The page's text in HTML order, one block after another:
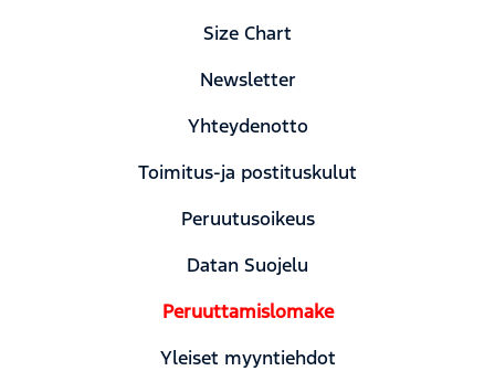
Size Chart
Newsletter
Yhteydenotto
Toimitus-ja postituskulut
Peruutusoikeus
Datan Suojelu
Peruuttamislomake
Yleiset myyntiehdot